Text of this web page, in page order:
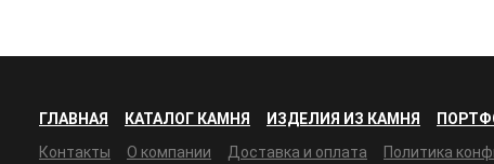
ГЛАВНАЯ КАТАЛОГ КАМНЯ ИЗДЕЛИЯ ИЗ КАМНЯ
Контакты
О компании Доставка и оплата Политика